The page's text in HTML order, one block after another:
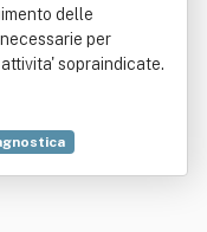
delle
per
sopraindicate.